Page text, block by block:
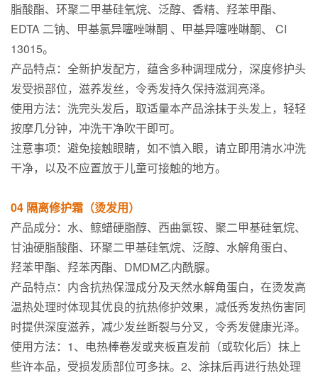
脂酸酯、环聚二甲基硅氧烷、泛醇、香精、羟苯甲酯、
EDTA 二钠、甲基氯异噻唑啉酮 、甲基异噻唑啉酮、 CI
13015。
产品特点：全新护发配方，蕴含多种调理成分，深度修护头
发受损部位，滋养发丝，令秀发持久保持滋润亮泽。
使用方法：洗完头发后，取适量本产品涂抹于头发上，轻轻
按摩几分钟，冲洗干净吹干即可。
注意事项：避免接触眼睛，如不慎入眼，请立即用清水冲洗
干净，以及不应置放于儿童可接触的地方。
04 隔离修护霜（烫发用）
产品成分：水、鲸蜡硬脂醇、西曲氯铵、聚二甲基硅氧烷、
甘油硬脂酸酯、环聚二甲基硅氧烷、泛醇、水解角蛋白、
羟苯甲酯、羟苯丙酯、DMDM乙内酰脲。
产品特点：内含抗热保湿成分及天然水解角蛋白，在烫发高
温热处理时体现其优良的抗热修护效果，减低秀发热伤害同
时提供深度滋养，减少发丝断裂与分叉，令秀发健康光泽。
使用方法：1、电热棒卷发或夹板直发前（或软化后）抹上
些许本品，受损发质部位可多抹。2、涂抹后再进行热处理